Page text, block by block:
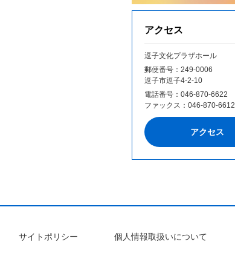
アクセス
逗子文化プラザホール
郵便番号：249‐0006
逗子市逗子4-2-10
電話番号： 046-870-6622
ファックス： 046-870-6612
アクセス
サイトポリシー 個人情報取扱いについて